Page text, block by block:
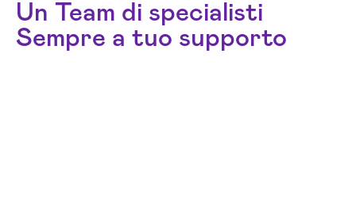
Un Team di specialisti
Sempre a tuo supporto